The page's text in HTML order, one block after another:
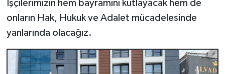
İşçilerimizin hem bayramını kutlayacak hem de
onların Hak, Hukuk ve Adalet mücadelesinde
yanlarında olacağız.